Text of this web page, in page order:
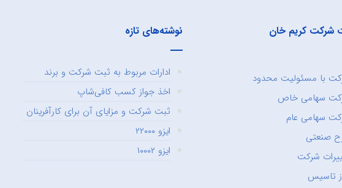
شرکت کریم خان
با مسئولیت محدود
سهامی خاص
سهامی عام
صنعتی
شرکت
تاسیس
نوشته‌های تازه
ادارات مربوط به ثبت شرکت و برند
اخذ جواز کسب کافی‌شاپ
ثبت شرکت و مزایای آن برای کارآفرینان
ایزو ۲۲۰۰۰
ایزو ۱۰۰۰۲